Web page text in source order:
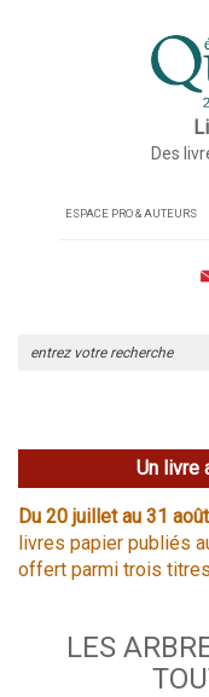
Des
ESPACE PRO & AUTEURS
Un livre
Du 20 juillet au 31
livres papier publiés
offert parmi trois
LES